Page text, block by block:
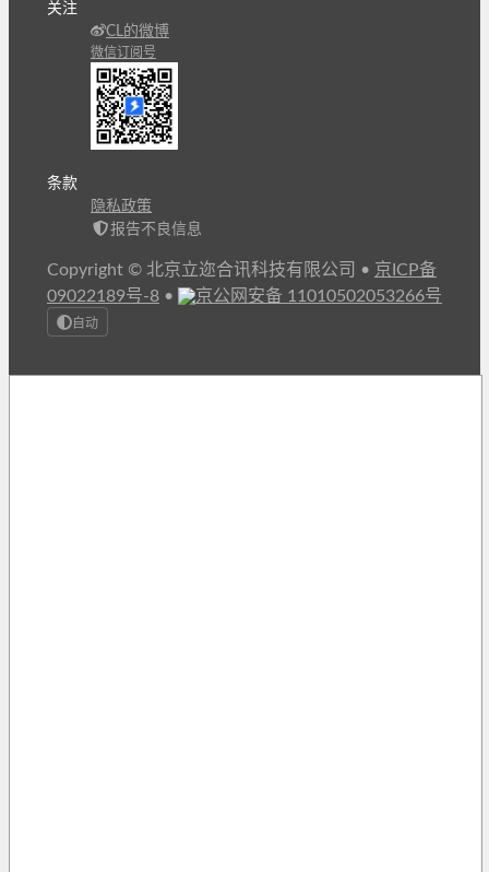
关注
CL的微博
微信订阅号
条款
隐私政策
报告不良信息
Copyright © 北京立迩合讯科技有限公司 • 京ICP备
09022189号-8 • 京公网安备 11010502053266号
自动